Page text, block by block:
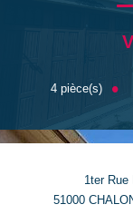
4 pièce(s)
1ter Rue
51000